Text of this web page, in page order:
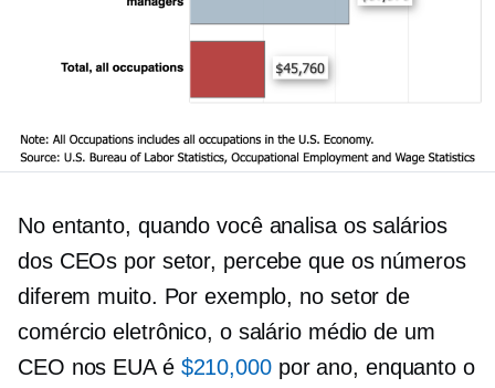
No entanto, quando você analisa os salários
dos CEOs por setor, percebe que os números
diferem muito. Por exemplo, no setor de
comércio eletrônico, o salário médio de um
CEO nos EUA é $210,000por ano, enquanto o